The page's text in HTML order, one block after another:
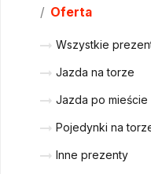
/ Oferta
Wszystkie
Jazda na torze
Jazda po mieście
Pojedynki na
Inne prezenty